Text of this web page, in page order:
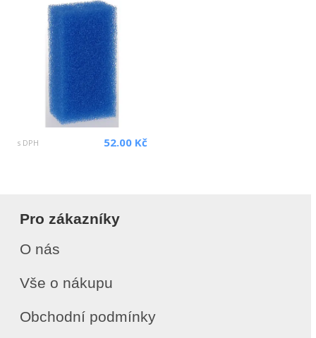
s DPH 52.00 Kč
Pro zákazníky
O nás
Vše o nákupu
Obchodní podmínky